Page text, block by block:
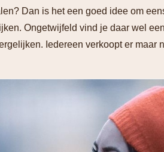
Dan is het een goed idee om
Ongetwijfeld vind je daar wel
Iedereen verkoopt er maar